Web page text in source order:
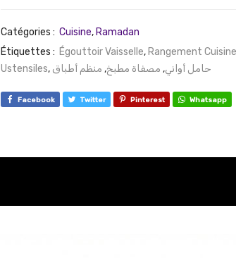
Catégories : Cuisine, Ramadan
Étiquettes : Égouttoir Vaisselle, Rangement Cuisine
Ustensiles, حامل أواني, مصفاة مطبخ, منظم أطباق
Facebook Twitter Pinterest Whatsapp